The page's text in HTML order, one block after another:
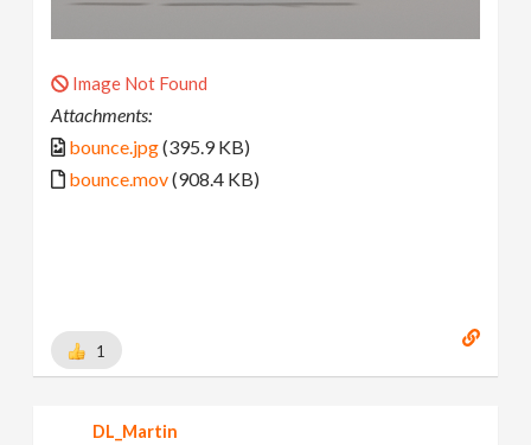
Image Not Found
Attachments:
bounce.jpg(395.9 KB)
bounce.mov(908.4 KB)
1
DL_Martin